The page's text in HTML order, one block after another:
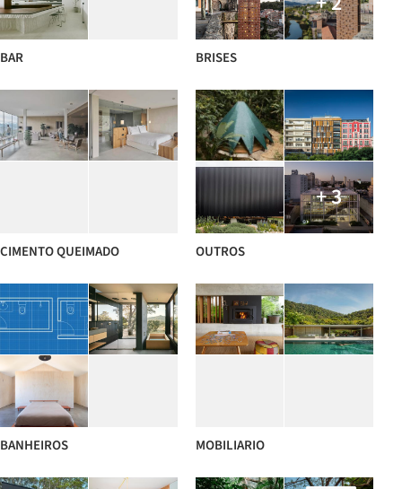
BAR BRISES
CIMENTO QUEIMADO
+ 3
OUTROS
BANHEIROS MOBILIARIO